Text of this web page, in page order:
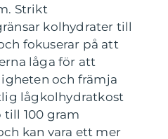
Strikt
kolhydrater till
fokuserar på att
låga för att
och främja
lågkolhydratkost
100 gram
kan vara ett mer